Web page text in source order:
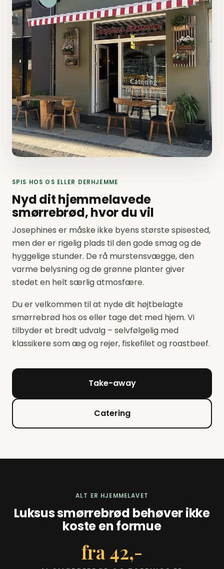
SPIS HOS OS ELLER DERHJEMME
Nyd dit hjemmelavede
smørrebrød, hvor du vil
Josephines er måske ikke byens største spisested,
men der er rigelig plads til den gode smag og de
hyggelige stunder. De rå murstensvægge, den
varme belysning og de grønne planter giver
stedet en helt særlig atmosfære.
Du er velkommen til at nyde dit højtbelagte
smørrebrød hos os eller tage det med hjem. Vi
tilbyder et bredt udvalg – selvfølgelig med
klassikere som æg og rejer, fiskefilet og roastbeef.
Take-away
Catering
ALT ER HJEMMELAVET
Luksus smørrebrød behøver ikke
koste en formue
fra 42,-